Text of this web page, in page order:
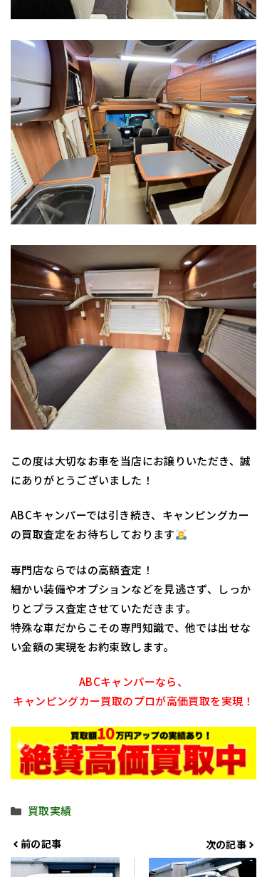
この度は大切なお車を当店にお譲りいただき、誠
にありがとうございました！
ABCキャンパーでは引き続き、キャンピングカー
の買取査定をお待ちしております
専門店ならではの高額査定！
細かい装備やオプションなどを見逃さず、しっか
りとプラス査定させていただきます。
特殊な車だからこその専門知識で、他では出せな
い金額の実現をお約束致します。
ABCキャンパーなら、
キャンピングカー買取のプロが高価買取を実現！
カ
ゴ
リ
ー
買取実績
前の記事 次の記事